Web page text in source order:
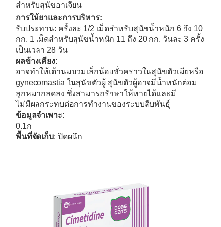
สำหรับสุนัขอาเจียน
การให้ยาและการบริหาร:
รับประทาน: ครั้งละ 1/2 เม็ดสำหรับสุนัขน้ำหนัก 6 ถึง 10
กก. 1 เม็ดสำหรับสุนัขน้ำหนัก 11 ถึง 20 กก. วันละ 3 ครั้ง
เป็นเวลา 28 วัน
ผลข้างเคียง:
อาจทำให้เต้านมบวมเล็กน้อยชั่วคราวในสุนัขตัวเมียหรือ
gynecomastia ในสุนัขตัวผู้ สุนัขตัวผู้อาจมีน้ำหนักต่อม
ลูกหมากลดลง ซึ่งสามารถรักษาให้หายได้และมี
ไม่มีผลกระทบต่อการทำงานของระบบสืบพันธุ์
ข้อมูลจำเพาะ:
0.1ก
พื้นที่จัดเก็บ: ปิดผนึก